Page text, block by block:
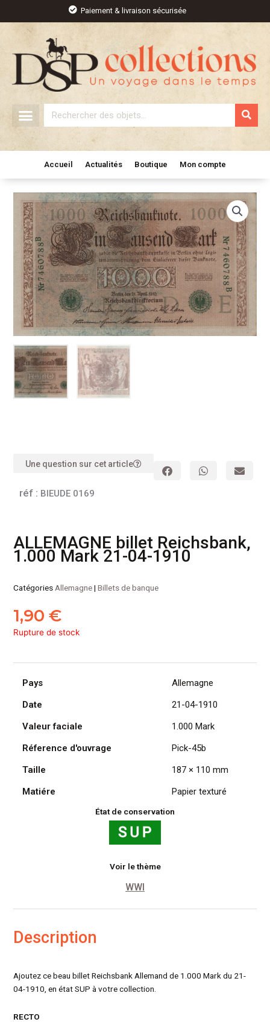
contenu
Paiement & livraison sécurisée
Rechercher
Accueil Actualités Boutique Mon compte
Une question sur cet article
réf : BIEUDE 0169
ALLEMAGNE billet Reichsbank,
1.000 Mark 21-04-1910
Catégories Allemagne|Billets de banque
1,90€
Rupture de stock
Pays
Allemagne
Date
21-04-1910
Valeur faciale
1.000 Mark
Réference d'ouvrage
Pick-45b
Taille
187 × 110 mm
Matiére
Papier texturé
État de conservation
Voir le thème
WWI
Description
Ajoutez ce beau billet Reichsbank Allemand de 1.000 Mark du 21-
04-1910, en état SUP à votre collection.
RECTO